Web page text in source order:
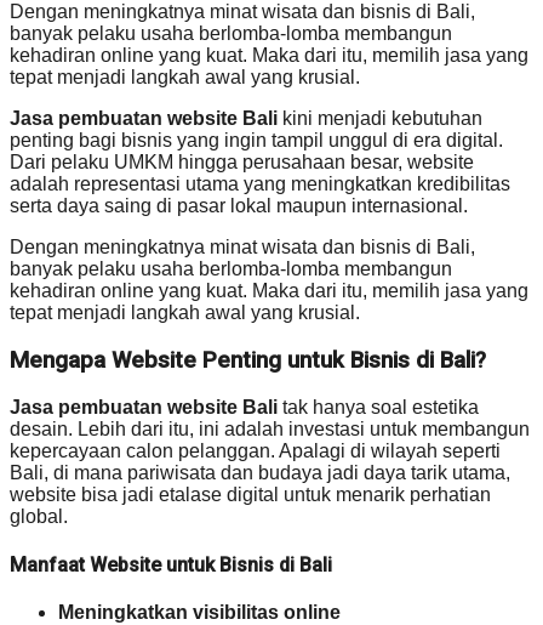
Dengan meningkatnya minat wisata dan bisnis di Bali,
banyak pelaku usaha berlomba-lomba membangun
kehadiran online yang kuat. Maka dari itu, memilih jasa yang
tepat menjadi langkah awal yang krusial.
Jasa pembuatan website Bali kini menjadi kebutuhan
penting bagi bisnis yang ingin tampil unggul di era digital.
Dari pelaku UMKM hingga perusahaan besar, website
adalah representasi utama yang meningkatkan kredibilitas
serta daya saing di pasar lokal maupun internasional.
Dengan meningkatnya minat wisata dan bisnis di Bali,
banyak pelaku usaha berlomba-lomba membangun
kehadiran online yang kuat. Maka dari itu, memilih jasa yang
tepat menjadi langkah awal yang krusial.
Mengapa Website Penting untuk Bisnis di Bali?
Jasa pembuatan website Bali tak hanya soal estetika
desain. Lebih dari itu, ini adalah investasi untuk membangun
kepercayaan calon pelanggan. Apalagi di wilayah seperti
Bali, di mana pariwisata dan budaya jadi daya tarik utama,
website bisa jadi etalase digital untuk menarik perhatian
global.
Manfaat Website untuk Bisnis di Bali
Meningkatkan visibilitas online